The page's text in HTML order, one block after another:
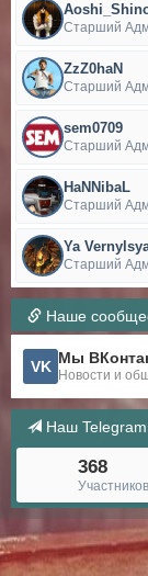
Старший
ZzZ0haN
Старший
sem0709
Старший
HaNNibaL
Старший
Ya
Старший
Наше
VK Мы
Новости и
Наш
368
Участников